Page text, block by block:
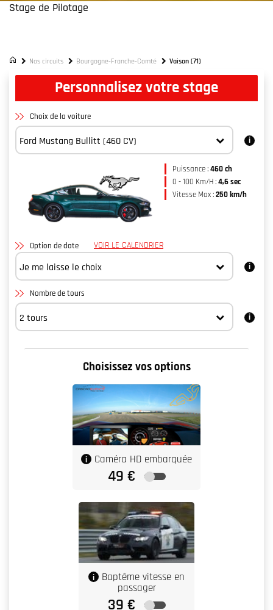
Stage de Pilotage
Nos circuits Bourgogne-Franche-Comté Vaison (71)
Personnalisez votre stage
Choix de la voiture
Puissance :460 ch
0 - 100 Km/H :4,6 sec
Vitesse Max :250 km/h
Option de date VOIR LE CALENDRIER
Nombre de tours
Choisissez vos options
Baptême vitesse en
passager